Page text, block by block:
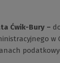
Ćwik-Bury –
w